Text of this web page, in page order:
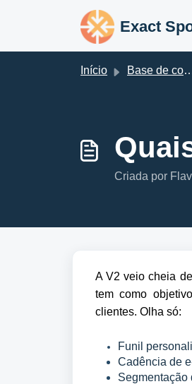
Exact
Início Base de conhecimento
Criada por
A V2 veio cheia
tem como
clientes. Olha só:
Funil
Cadência de
Segmentação